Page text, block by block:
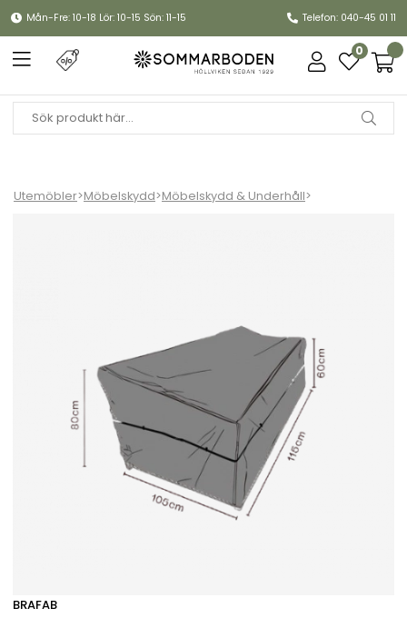
Mån-Fre: 10-18 Lör: 10-15 Sön: 11-15 Telefon: 040-45 01 11
0
Utemöbler>Möbelskydd>Möbelskydd & Underhåll>
BRAFAB